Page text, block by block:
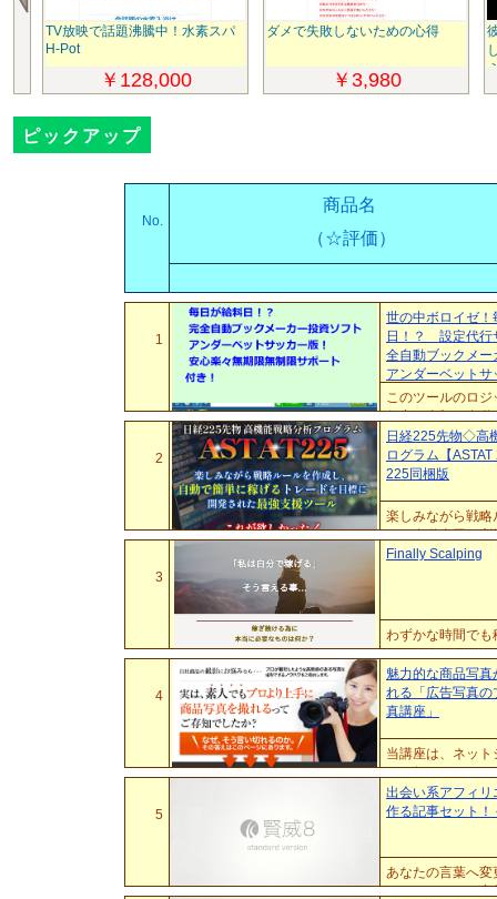
TV放映で話題沸騰中！水素スパ
H-Pot
￥128,000
ダメで失敗しないための心得
￥3,980
ピックアップ
No.
商品名
（☆評価）
1
世の中ボロイゼ！
日！？ 設定代行
全自動ブックメー
アンダーベットサ
このツールのロ
任意の金額を自
分で２点～３点
2
日経225先物◇高
ログラム【
225同梱版
楽しみながら戦
す。自動売買で
化するツールが
3
Finally Scalping
わずかな時間で
4
魅力的な商品写
れる「広告写真の
真講座」
当講座は、ネッ
をお伝えするこ
身近な道具だけで
5
出会い系アフィリ
作る記事セット！
あなたの言葉へ
レートのセット商